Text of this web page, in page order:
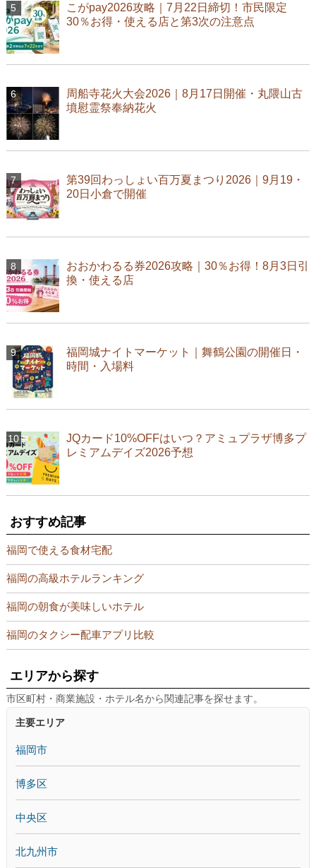
こがpay2026攻略｜7月22日締切！市民限定
30％お得・使える店と第3次の注意点
周船寺花火大会2026｜8月17日開催・丸隈山古
墳慰霊祭奉納花火
第39回わっしょい百万夏まつり2026｜9月19・
20日小倉で開催
おおかわるる券2026攻略｜30％お得！8月3日引
換・使える店
福岡城ナイトマーケット｜舞鶴公園の開催日・
時間・入場料
JQカード10%OFFはいつ？アミュプラザ博多プ
レミアムデイズ2026予想
おすすめ記事
福岡で使える食材宅配
福岡の高級ホテルランキング
福岡の朝食が美味しいホテル
福岡のタクシー配車アプリ比較
エリアから探す
市区町村・商業施設・ホテル名から関連記事を探せます。
主要エリア
福岡市
博多区
中央区
北九州市